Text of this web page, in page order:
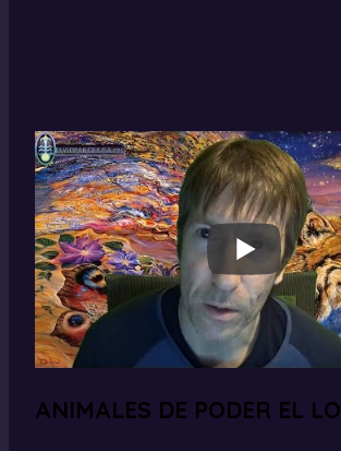
ANIMALES DE PODER EL